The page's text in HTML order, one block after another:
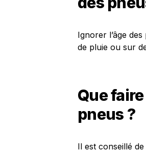
Ignorer l’âge
de pluie ou sur
Que
pneus ?
Il est conseillé